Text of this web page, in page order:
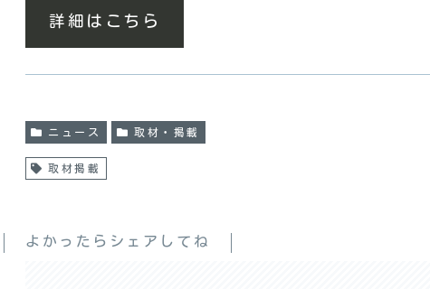
詳細はこちら
ニュース 取材・掲載
取材掲載
よかったらシェアしてね